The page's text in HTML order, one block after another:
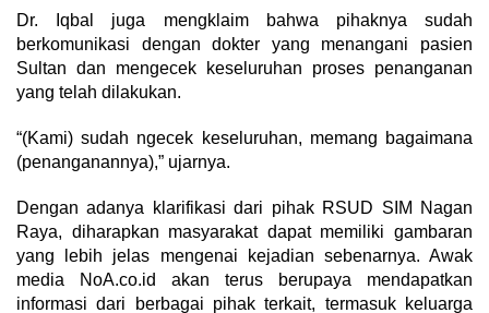
Dr. Iqbal juga mengklaim bahwa pihaknya sudah
berkomunikasi dengan dokter yang menangani pasien
Sultan dan mengecek keseluruhan proses penanganan
yang telah dilakukan.
“(Kami) sudah ngecek keseluruhan, memang bagaimana
(penanganannya),” ujarnya.
Dengan adanya klarifikasi dari pihak RSUD SIM Nagan
Raya, diharapkan masyarakat dapat memiliki gambaran
yang lebih jelas mengenai kejadian sebenarnya. Awak
media NoA.co.id akan terus berupaya mendapatkan
informasi dari berbagai pihak terkait, termasuk keluarga